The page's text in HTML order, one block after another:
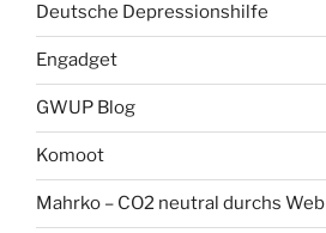
Deutsche Depressionshilfe
Engadget
GWUP Blog
Komoot
Mahrko – CO2 neutral durchs Web